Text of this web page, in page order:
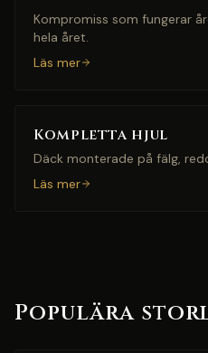
Kompromiss som fungerar
hela året.
Läs mer
Kompletta hjul
Däck monterade på fälg,
Läs mer
Populära